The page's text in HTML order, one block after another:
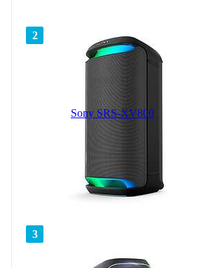
2
Sony SRS-XV800
3